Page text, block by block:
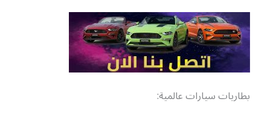
بطاريات سيارات عالمية: